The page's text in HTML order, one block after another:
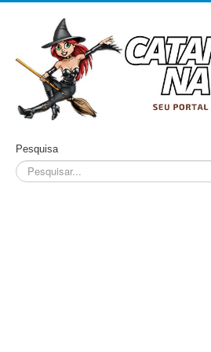
Pesquisa